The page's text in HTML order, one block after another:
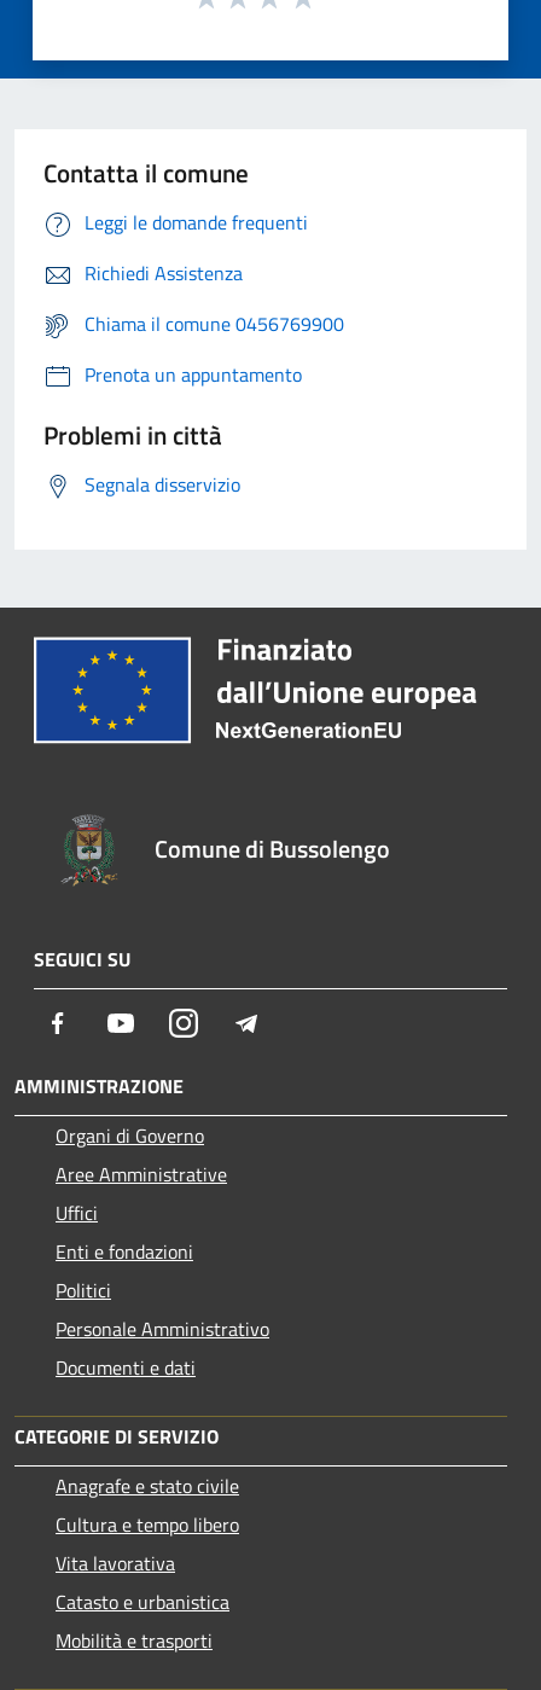
Contatta il comune
Leggi le domande frequenti
Richiedi Assistenza
Chiama il comune 0456769900
Prenota un appuntamento
Problemi in città
Segnala disservizio
Comune di Bussolengo
SEGUICI SU
Facebook YoutubeInstagram
AMMINISTRAZIONE
Organi di Governo
Aree Amministrative
Uffici
Enti e fondazioni
Politici
Personale Amministrativo
Documenti e dati
CATEGORIE DI SERVIZIO
Anagrafe e stato civile
Cultura e tempo libero
Vita lavorativa
Catasto e urbanistica
Mobilità e trasporti